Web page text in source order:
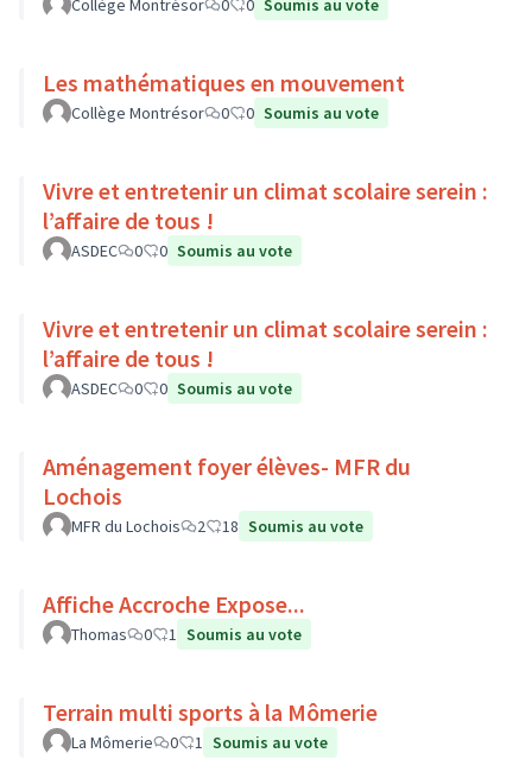
Collège Montrésor 0 0 Soumis au vote
Les mathématiques en mouvement
Collège Montrésor 0 0 Soumis au vote
Vivre et entretenir un climat scolaire serein :
l’affaire de tous !
ASDEC 0 0 Soumis au vote
Vivre et entretenir un climat scolaire serein :
l’affaire de tous !
ASDEC 0 0 Soumis au vote
Aménagement foyer élèves- MFR du
Lochois
MFR du Lochois 2 18 Soumis au vote
Affiche Accroche Expose...
Thomas 0 1 Soumis au vote
Terrain multi sports à la Mômerie
La Mômerie 0 1 Soumis au vote